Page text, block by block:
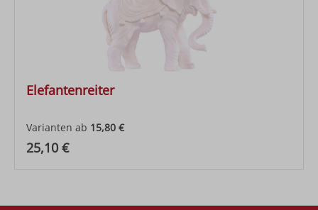
Elefantenreiter
Varianten ab 15,80 €
Regulärer Preis:
25,10 €